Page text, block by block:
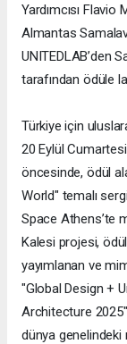
Yardımcısı
Almantas
UNITEDLAB’den
tarafından ödüle
Türkiye için
20 Eylül
öncesinde, ödül
World" temalı
Space Athens’te
Kalesi projesi,
yayımlanan ve
"Global Design +
Architecture 2025"
dünya genelindeki